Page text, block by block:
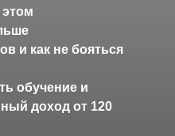
этом
и как не бояться
обучение и
доход от 120